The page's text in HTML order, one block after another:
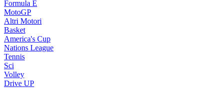
Formula E
MotoGP
Altri Motori
Basket
America's Cup
Nations League
Tennis
Sci
Volley
Drive UP